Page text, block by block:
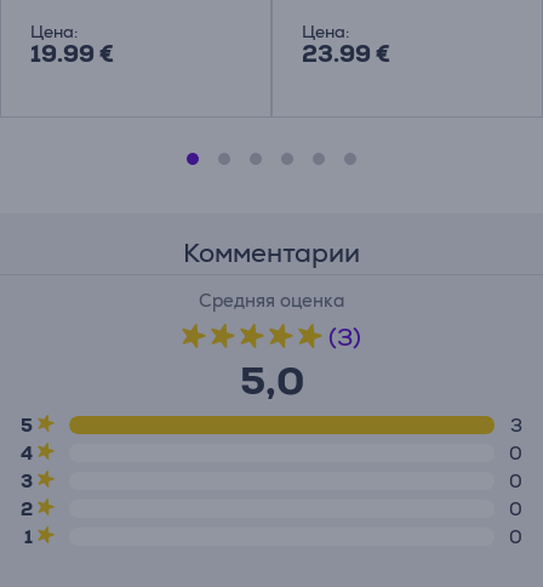
Цена:
19.99 €
Цена:
23.99 €
Комментарии
Средняя оценка
(3)
5,0
5
3
4
0
3
0
2
0
1
0